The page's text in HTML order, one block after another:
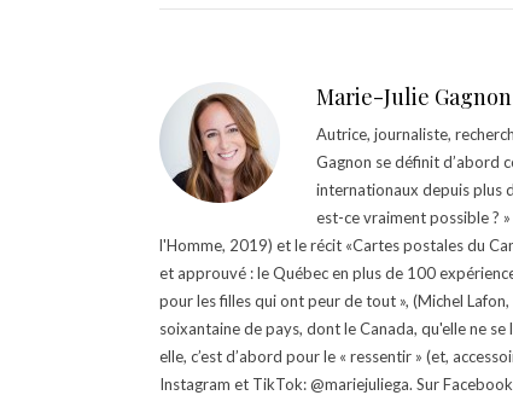
Marie-Julie Gagnon
Autrice, journaliste,
Gagnon se définit d’abord
internationaux depuis plus
est-ce vraiment possible ?
l'Homme, 2019) et le récit «Cartes postales du
et approuvé : le Québec en plus de 100
pour les filles qui ont peur de tout », (Michel
soixantaine de pays, dont le Canada, qu'elle ne
elle, c’est d’abord pour le « ressentir » (et,
Instagram et TikTok: @mariejuliega. Sur